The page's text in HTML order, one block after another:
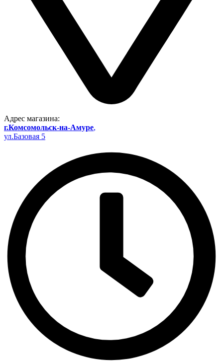
Адрес магазина:
г.Комсомольск-на-Амуре,
ул.Базовая 5